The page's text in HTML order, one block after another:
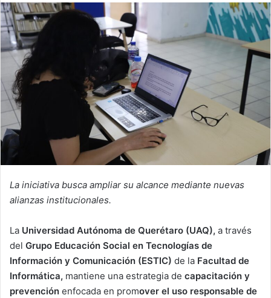
email
La iniciativa busca ampliar su alcance mediante nuevas
alianzas institucionales.
La Universidad Autónoma de Querétaro (UAQ), a través
del Grupo Educación Social en Tecnologías de
Información y Comunicación (ESTIC) de la Facultad de
Informática, mantiene una estrategia de capacitación y
prevención enfocada en promover el uso responsable de